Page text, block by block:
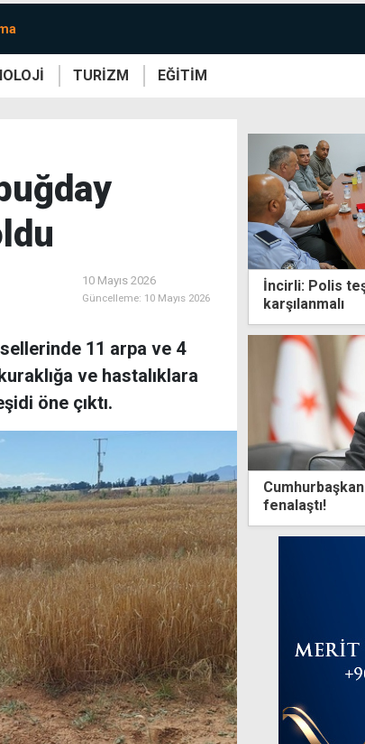
TURİZM EĞİTİM
10 Mayıs 2026
Güncelleme: 10 Mayıs 2026
11 arpa ve 4
ve hastalıklara
öne çıktı.
İncirli: Polis
karşılanmalı
fenalaştı!